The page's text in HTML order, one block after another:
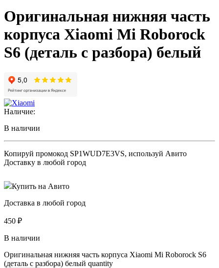
Оригинальная нижняя часть
корпуса Xiaomi Mi Roborock
S6 (деталь с разбора) белый
Наличие:
В наличии
Копируй промокод SP1WUD7E3VS, используй Авито
Доставку в любой город
Купить на Авито
Доставка в любой город
450 ₽
В наличии
Оригинальная нижняя часть корпуса Xiaomi Mi Roborock S6
(деталь с разбора) белый quantity